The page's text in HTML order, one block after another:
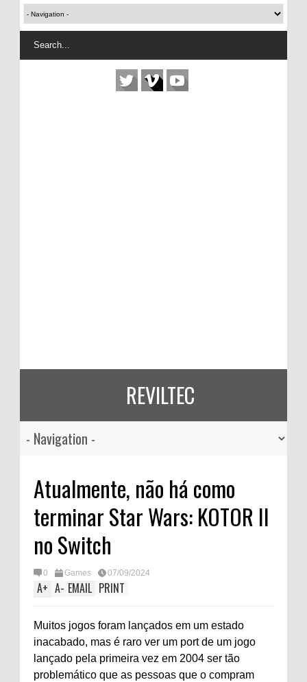
REVILTEC
Atualmente, não há como
terminar Star Wars: KOTOR II
no Switch
0 Games 07/09/2024
A+ A- EMAIL PRINT
Muitos jogos foram lançados em um estado
inacabado, mas é raro ver um port de um jogo
lançado pela primeira vez em 2004 ser tão
problemático que as pessoas que o compram